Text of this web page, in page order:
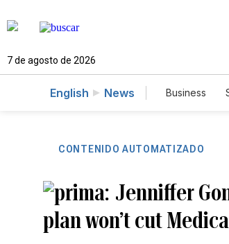
7 de agosto de 2026
English News Business
CONTENIDO AUTOMATIZADO
Jenniffer
plan won’t cut